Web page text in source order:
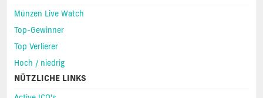
Münzen Live Watch
Top-Gewinner
Top Verlierer
Hoch / niedrig
NÜTZLICHE LINKS